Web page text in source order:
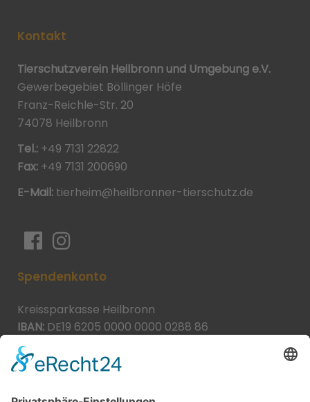
Kontakt
Tierschutzverein Heilbronn und Umgebung e.V.
Gewerbegebiet Böllinger Höfe
Franz-Reichle-Str. 20
74078 Heilbronn
Tel.: +49 7131 22822
Fax: +49 7131 200690
E-Mail: tierheim@heilbronner-tierschutz.de
Spendenkonto
Kreissparkasse Heilbronn
IBAN: DE19 6205 0000 0000 0288 86
BIC:
Spende direkt via PayPal